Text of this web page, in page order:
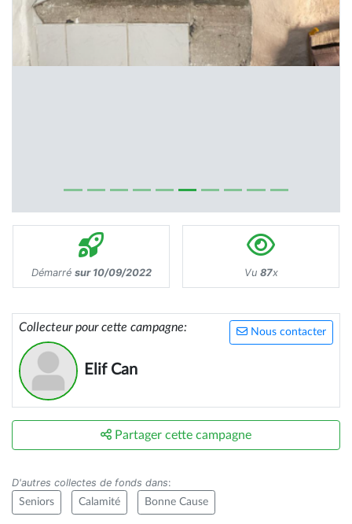
Démarré sur 10/09/2022 Vu 87x
Nous contacter
Collecteur pour cette campagne:
Elif Can
Partager cette campagne
D'autres collectes de fonds dans:
Seniors Calamité Bonne Cause